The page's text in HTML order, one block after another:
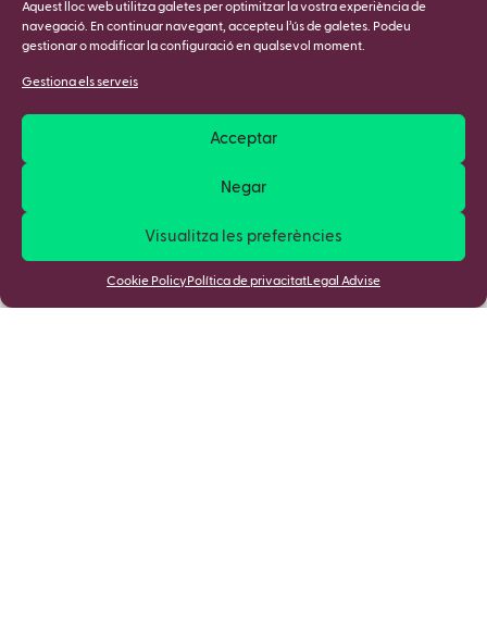
Aquest lloc web utilitza galetes per optimitzar la vostra experiència de
navegació. En continuar navegant, accepteu l’ús de galetes. Podeu
gestionar o modificar la configuració en qualsevol moment.
Gestiona els serveis
Acceptar
Negar
Visualitza les preferències
Cookie Policy Política de privacitatLegal Advise